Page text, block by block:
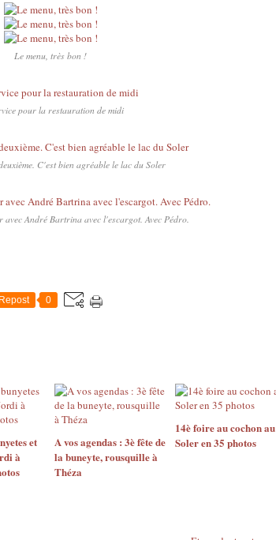
Le menu, très bon !
pour la restauration de midi
C'est bien agréable le lac du Soler
avec André Bartrina avec l'escargot. Avec Pédro.
0
et
à
A vos agendas : 3è fête de
la buneyte, rousquille à
Théza
14è foire au cochon au
Soler en 35 photos